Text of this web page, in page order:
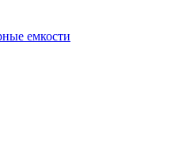
емкости